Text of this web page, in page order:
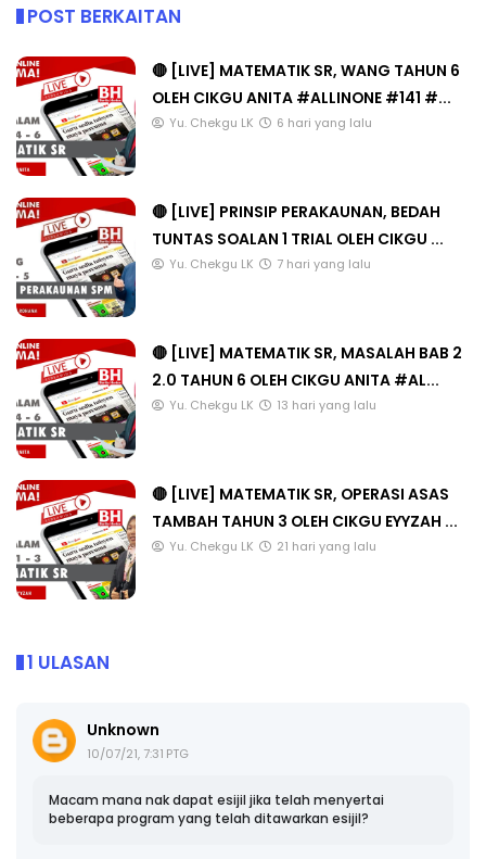
POST BERKAITAN
🔴 [LIVE] MATEMATIK SR, WANG TAHUN 6
OLEH CIKGU ANITA #ALLINONE #141 #...
Yu. Chekgu LK 6 hari yang lalu
🔴 [LIVE] PRINSIP PERAKAUNAN, BEDAH
TUNTAS SOALAN 1 TRIAL OLEH CIKGU ...
Yu. Chekgu LK 7 hari yang lalu
🔴 [LIVE] MATEMATIK SR, MASALAH BAB 2
2.0 TAHUN 6 OLEH CIKGU ANITA #AL...
Yu. Chekgu LK 13 hari yang lalu
🔴 [LIVE] MATEMATIK SR, OPERASI ASAS
TAMBAH TAHUN 3 OLEH CIKGU EYYZAH ...
Yu. Chekgu LK 21 hari yang lalu
1 ULASAN
Unknown
10/07/21, 7:31 PTG
Macam mana nak dapat esijil jika telah menyertai
beberapa program yang telah ditawarkan esijil?